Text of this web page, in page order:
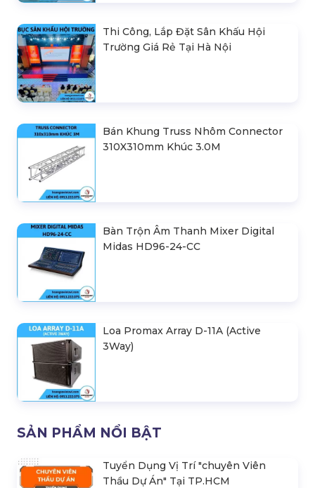
Thi Công, Lắp Đặt Sân Khấu Hội
Trường Giá Rẻ Tại Hà Nội
Bán Khung Truss Nhôm Connector
310X310mm Khúc 3.0M
Bàn Trộn Âm Thanh Mixer Digital
Midas HD96-24-CC
Loa Promax Array D-11A (Active
3Way)
SẢN PHẨM NỔI BẬT
Tuyển Dụng Vị Trí "chuyên Viên
Thầu Dự Án" Tại TP.HCM